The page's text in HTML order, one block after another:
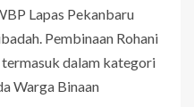
Lapas Pekanbaru
Pembinaan Rohani
termasuk dalam kategori
Warga Binaan